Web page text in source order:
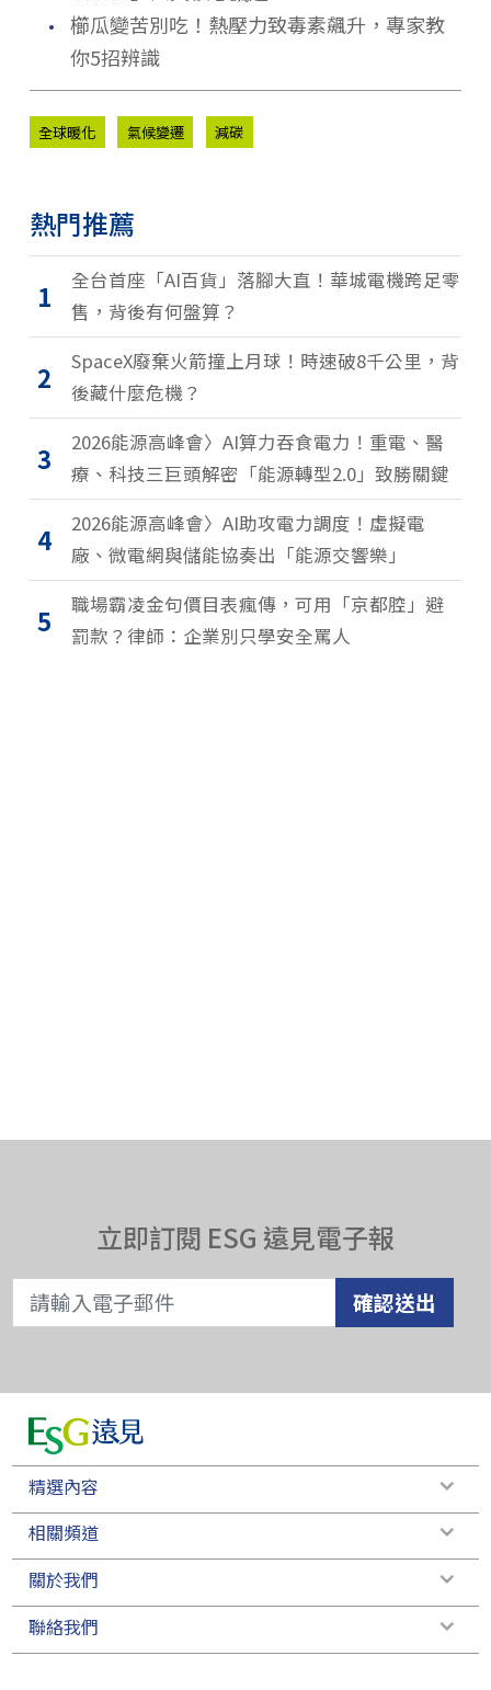
． 櫛瓜變苦別吃！熱壓力致毒素飆升，專家教
你5招辨識
全球暖化 氣候變遷 減碳
熱門推薦
1
全台首座「AI百貨」落腳大直！華城電機跨足零
售，背後有何盤算？
2
SpaceX廢棄火箭撞上月球！時速破8千公里，背
後藏什麼危機？
3
2026能源高峰會〉AI算力吞食電力！重電、醫
療、科技三巨頭解密「能源轉型2.0」致勝關鍵
4
2026能源高峰會〉AI助攻電力調度！虛擬電
廠、微電網與儲能協奏出「能源交響樂」
5
職場霸凌金句價目表瘋傳，可用「京都腔」避
罰款？律師：企業別只學安全罵人
立即訂閱 ESG 遠見電子報
確認送出
精選內容
相關頻道
關於我們
聯絡我們